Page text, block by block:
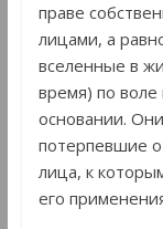
праве
лицами, а
вселенные в
время) по
основании.
потерпевшие
лица, к
его